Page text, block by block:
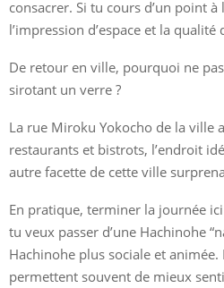
consacrer. Si tu cours d’un point à
l’impression d’espace et la qualité
De retour en ville, pourquoi ne
sirotant un verre ?
La rue Miroku Yokocho de la ville
restaurants et bistrots, l’endroit
autre facette de cette ville
En pratique, terminer la journée
tu veux passer d’une Hachinohe
Hachinohe plus sociale et animée.
permettent souvent de mieux